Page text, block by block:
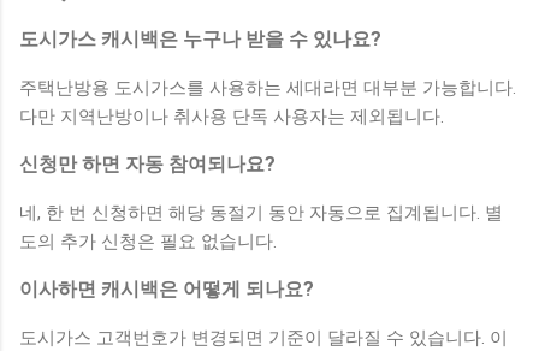
도시가스 캐시백은 누구나 받을 수 있나요?
주택난방용 도시가스를 사용하는 세대라면 대부분 가능합니다.
다만 지역난방이나 취사용 단독 사용자는 제외됩니다.
신청만 하면 자동 참여되나요?
네, 한 번 신청하면 해당 동절기 동안 자동으로 집계됩니다. 별
도의 추가 신청은 필요 없습니다.
이사하면 캐시백은 어떻게 되나요?
도시가스 고객번호가 변경되면 기준이 달라질 수 있습니다. 이